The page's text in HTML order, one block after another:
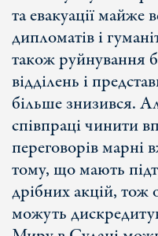
та евакуації майже
дипломатів і
також руйнування
відділень і
більше знизився.
співпраці чинити
переговорів марні
тому, що мають
дрібних акцій, тож
можуть